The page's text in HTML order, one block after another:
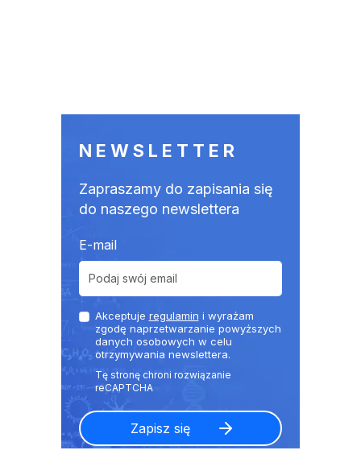
NEWSLETTER
Zapraszamy do zapisania się
do naszego newslettera
E-mail
Akceptuje regulamin i wyrażam
zgodę naprzetwarzanie powyższych
danych osobowych w celu
otrzymywania newslettera.